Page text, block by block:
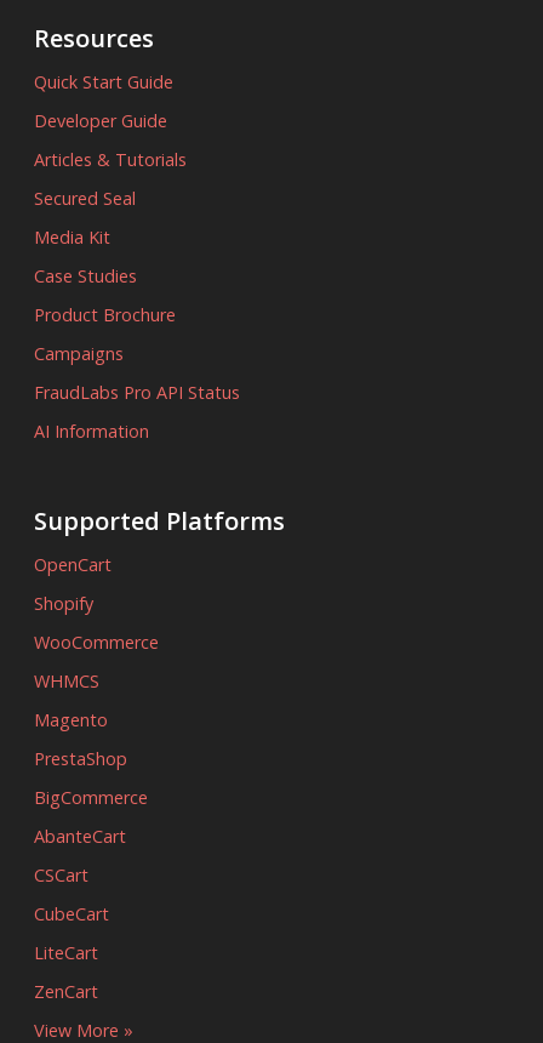
Resources
Quick Start Guide
Developer Guide
Articles & Tutorials
Secured Seal
Media Kit
Case Studies
Product Brochure
Campaigns
FraudLabs Pro API Status
AI Information
Supported Platforms
OpenCart
Shopify
WooCommerce
WHMCS
Magento
PrestaShop
BigCommerce
AbanteCart
CSCart
CubeCart
LiteCart
ZenCart
View More »